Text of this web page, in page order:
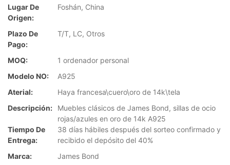
Lugar De
Origen:
Foshán, China
Plazo De
Pago:
T/T, LC, Otros
MOQ:
1 ordenador personal
Modelo NO:
A925
Aterial:
Haya francesa\cuero\oro de 14k\tela
Descripción:
Muebles clásicos de James Bond, sillas de ocio
rojas/azules en oro de 14k A925
Tiempo De
Entrega:
38 días hábiles después del sorteo confirmado y
recibido el depósito del 40%
Marca:
James Bond